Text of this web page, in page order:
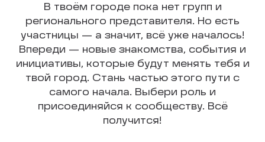
В твоём городе пока нет групп и
регионального представителя. Но есть
участницы — а значит, всё уже началось!
Впереди — новые знакомства, события и
инициативы, которые будут менять тебя и
твой город. Стань частью этого пути с
самого начала. Выбери роль и
присоединяйся к сообществу. Всё
получится!